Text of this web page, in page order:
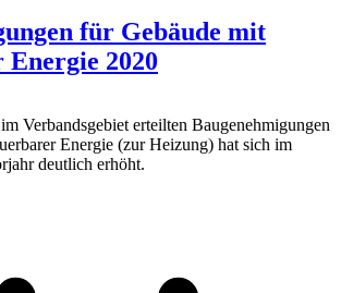
für Gebäude mit
2020
Verbandsgebiet erteilten Baugenehmigungen
Energie (zur Heizung) hat sich im
deutlich erhöht.